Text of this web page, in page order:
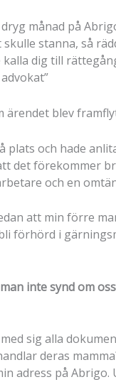
dryg månad på
stanna, så
dig till
ärendet blev
plats och hade
det förekommer
och en
att min förre
förhörd i
inte synd om
sig alla
deras
adress på